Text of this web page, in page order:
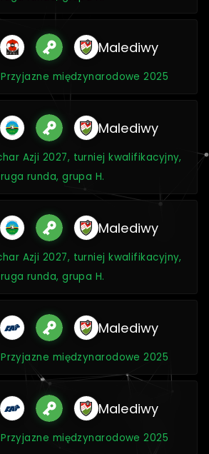
Malediwy
Przyjazne międzynarodowe 2025
Malediwy
Azji 2027, turniej kwalifikacyjny,
runda, grupa H.
Malediwy
Azji 2027, turniej kwalifikacyjny,
runda, grupa H.
Malediwy
Przyjazne międzynarodowe 2025
Malediwy
Przyjazne międzynarodowe 2025